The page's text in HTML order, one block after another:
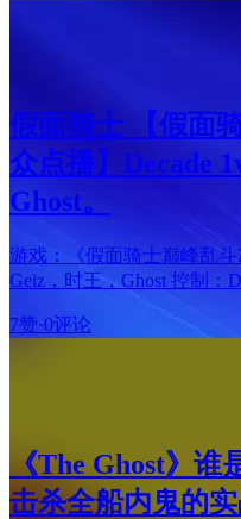
假面骑士 【假面
众点播】Decade
Ghost。
游戏：《假面骑士巅峰乱斗
Geiz，时王，Ghost 控制：
7赞·0评论
《The Ghost》
击杀全船内鬼的